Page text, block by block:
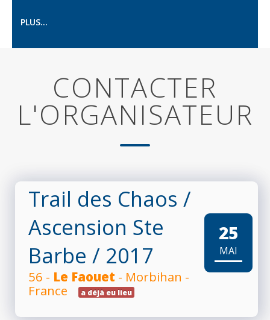
PLUS...
CONTACTER
L'ORGANISATEUR
Trail des Chaos /
Ascension Ste
Barbe / 2017
56 - Le Faouet - Morbihan -
France
a déjà eu lieu
25
MAI